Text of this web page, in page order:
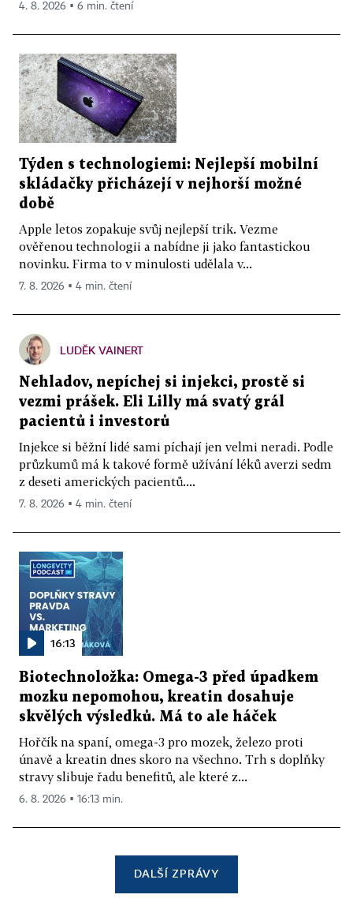
4. 8. 2026 ▪ 6 min. čtení
Týden s technologiemi: Nejlepší mobilní
skládačky přicházejí v nejhorší možné
době
Apple letos zopakuje svůj nejlepší trik. Vezme
ověřenou technologii a nabídne ji jako fantastickou
novinku. Firma to v minulosti udělala v...
7. 8. 2026 ▪ 4 min. čtení
LUDĚK VAINERT
Nehladov, nepíchej si injekci, prostě si
vezmi prášek. Eli Lilly má svatý grál
pacientů i investorů
Injekce si běžní lidé sami píchají jen velmi neradi. Podle
průzkumů má k takové formě užívání léků averzi sedm
z deseti amerických pacientů....
7. 8. 2026 ▪ 4 min. čtení
16:13
Biotechnoložka: Omega-3 před úpadkem
mozku nepomohou, kreatin dosahuje
skvělých výsledků. Má to ale háček
Hořčík na spaní, omega-3 pro mozek, železo proti
únavě a kreatin dnes skoro na všechno. Trh s doplňky
stravy slibuje řadu benefitů, ale které z...
6. 8. 2026 ▪ 16:13 min.
DALŠÍ ZPRÁVY